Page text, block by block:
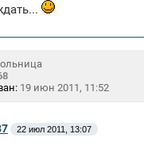
19 июн 2011, 11:52
22 июл 2011, 13:07